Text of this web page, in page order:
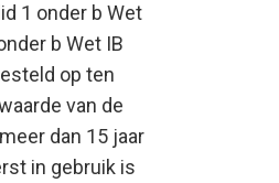
1 onder b Wet
b Wet IB
op ten
van de
dan 15 jaar
in gebruik is